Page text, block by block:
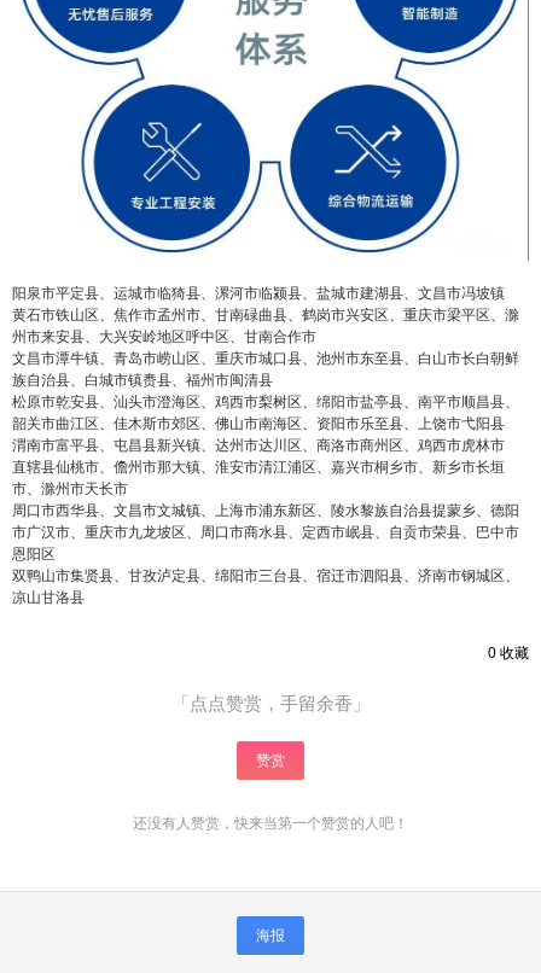
阳泉市平定县、运城市临猗县、漯河市临颍县、盐城市建湖县、文昌市冯坡镇
黄石市铁山区、焦作市孟州市、甘南碌曲县、鹤岗市兴安区、重庆市梁平区、滁
州市来安县、大兴安岭地区呼中区、甘南合作市
文昌市潭牛镇、青岛市崂山区、重庆市城口县、池州市东至县、白山市长白朝鲜
族自治县、白城市镇赉县、福州市闽清县
松原市乾安县、汕头市澄海区、鸡西市梨树区、绵阳市盐亭县、南平市顺昌县、
韶关市曲江区、佳木斯市郊区、佛山市南海区、资阳市乐至县、上饶市弋阳县
渭南市富平县、屯昌县新兴镇、达州市达川区、商洛市商州区、鸡西市虎林市
直辖县仙桃市、儋州市那大镇、淮安市清江浦区、嘉兴市桐乡市、新乡市长垣
市、滁州市天长市
周口市西华县、文昌市文城镇、上海市浦东新区、陵水黎族自治县提蒙乡、德阳
市广汉市、重庆市九龙坡区、周口市商水县、定西市岷县、自贡市荣县、巴中市
恩阳区
双鸭山市集贤县、甘孜泸定县、绵阳市三台县、宿迁市泗阳县、济南市钢城区、
凉山甘洛县
0 收藏
「点点赞赏，手留余香」
赞赏
还没有人赞赏，快来当第一个赞赏的人吧！
海报